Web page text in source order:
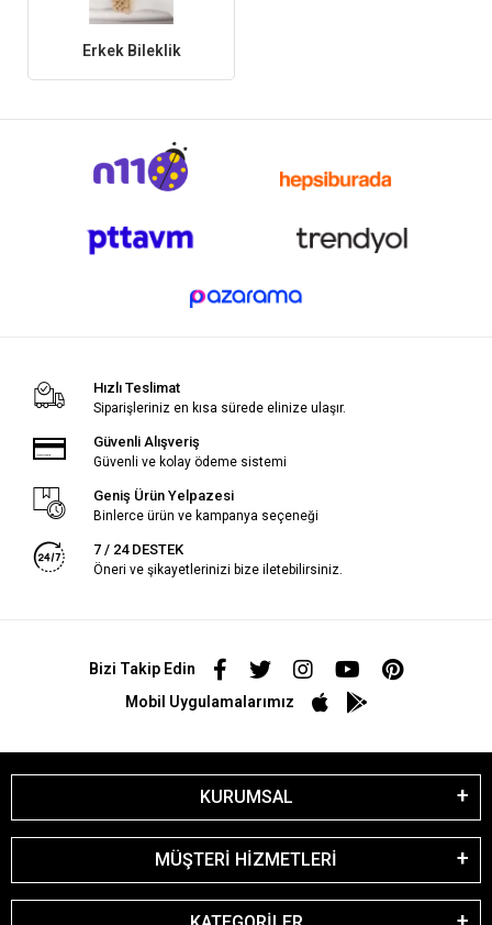
Erkek Bileklik
Hızlı Teslimat
Siparişleriniz en kısa sürede elinize ulaşır.
Güvenli Alışveriş
Güvenli ve kolay ödeme sistemi
Geniş Ürün Yelpazesi
Binlerce ürün ve kampanya seçeneği
7 / 24 DESTEK
Öneri ve şikayetlerinizi bize iletebilirsiniz.
Bizi Takip Edin
Mobil Uygulamalarımız
KURUMSAL
MÜŞTERİ HİZMETLERİ